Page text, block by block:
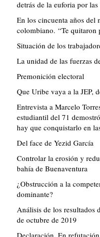
detrás de la euforia por las
En los cincuenta años del
colombiano. “Te quitaron
Situación de los
La unidad de las fuerzas
Premonición electoral
Que Uribe vaya a la JEP,
Entrevista a Marcelo
estudiantil del 71
hay que conquistarlo en
Del face de Yezid García
Controlar la erosión y
bahía de Buenaventura
¿Obstrucción a la
dominante?
Análisis de los resultados
de octubre de 2019
Declaración. En